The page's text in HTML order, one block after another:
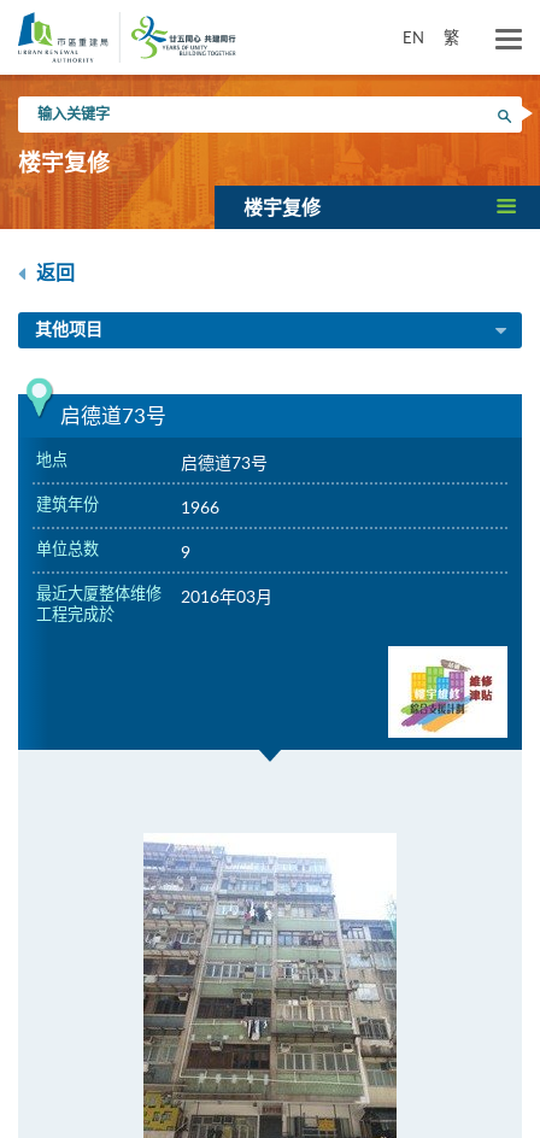
内
EN 繁
入
关
键
搜寻
楼宇复修
楼宇复修
返回
其他项目
启德道73号
地点 启德道73号
建筑年份 1966
单位总数 9
最近大厦整体维修
工程完成於
2016年03月